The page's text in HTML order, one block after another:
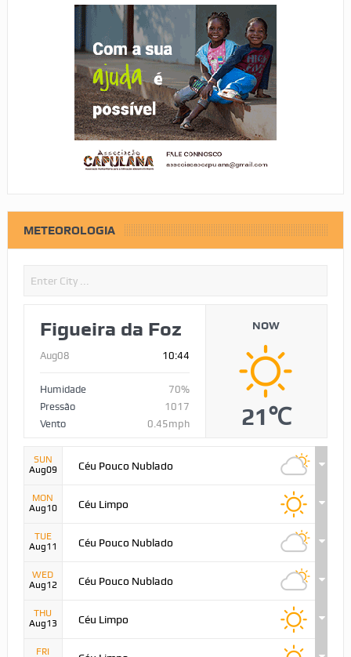
METEOROLOGIA
Figueira da Foz
Aug08 10:44
Humidade
70%
Pressão
1017
Vento
0.45mph
NOW
21℃
SUN
Aug09
Céu Pouco Nublado
MON
Aug10
Céu Limpo
TUE
Aug11
Céu Pouco Nublado
WED
Aug12
Céu Pouco Nublado
THU
Aug13
Céu Limpo
FRI